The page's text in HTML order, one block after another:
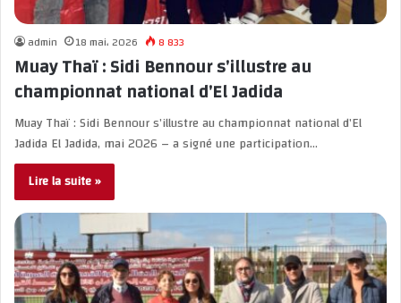
admin 18 mai، 2026 8 833
Muay Thaï : Sidi Bennour s’illustre au
championnat national d’El Jadida
Muay Thaï : Sidi Bennour s’illustre au championnat national d’El
Jadida El Jadida, mai 2026 – a signé une participation…
Lire la suite »